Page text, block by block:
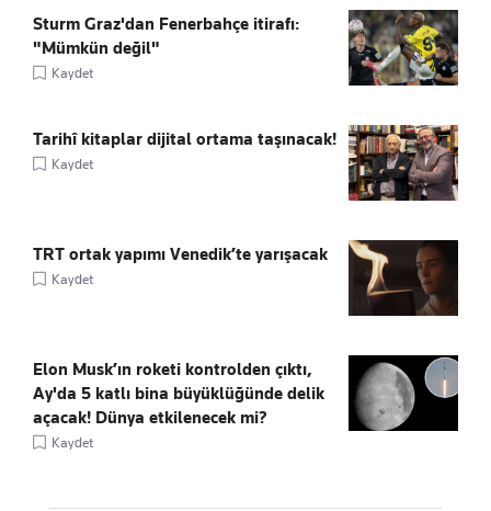
Sturm Graz'dan Fenerbahçe itirafı:
"Mümkün değil"
Kaydet
Tarihî kitaplar dijital ortama taşınacak!
Kaydet
TRT ortak yapımı Venedik’te yarışacak
Kaydet
Elon Musk’ın roketi kontrolden çıktı,
Ay'da 5 katlı bina büyüklüğünde delik
açacak! Dünya etkilenecek mi?
Kaydet